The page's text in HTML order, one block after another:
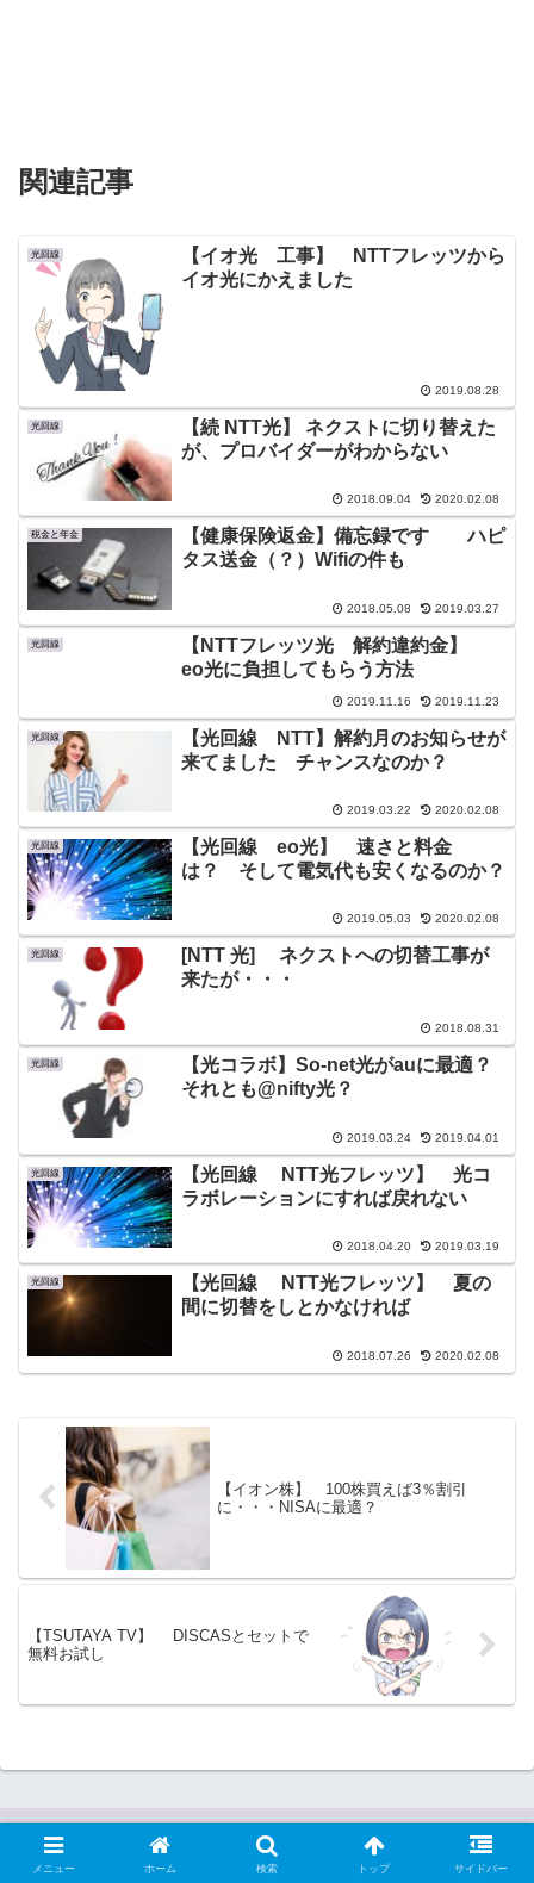
関連記事
光回線
【イオ光 工事】 NTTフレッツから
イオ光にかえました
2019.08.28
光回線
【続 NTT光】 ネクストに切り替えた
が、プロバイダーがわからない
2018.09.04 2020.02.08
税金と年金
【健康保険返金】備忘録です ハピ
タス送金（？）Wifiの件も
2018.05.08 2019.03.27
光回線
【NTTフレッツ光 解約違約金】
eo光に負担してもらう方法
2019.11.16 2019.11.23
光回線
【光回線 NTT】解約月のお知らせが
来てました チャンスなのか？
2019.03.22 2020.02.08
光回線
【光回線 eo光】 速さと料金
は？ そして電気代も安くなるのか？
2019.05.03 2020.02.08
光回線
[NTT 光] ネクストへの切替工事が
来たが・・・
2018.08.31
光回線
【光コラボ】So-net光がauに最適？
それとも@nifty光？
2019.03.24 2019.04.01
光回線
【光回線 NTT光フレッツ】 光コ
ラボレーションにすれば戻れない
2018.04.20 2019.03.19
光回線
【光回線 NTT光フレッツ】 夏の
間に切替をしとかなければ
2018.07.26 2020.02.08
【イオン株】 100株買えば3％割引
に・・・NISAに最適？
【TSUTAYA TV】 DISCASとセットで
無料お試し
気づけば・・・てんてんてん
メニュー ホーム 検索 トップ サイドバー